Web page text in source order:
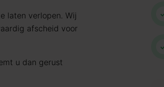
laten verlopen. Wij
afscheid voor
u dan gerust